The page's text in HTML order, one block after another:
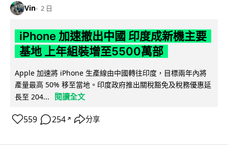
Vin 2 日
iPhone 加速撤出中國 印度成新機主要
基地 上年組裝增至5500萬部
Apple 加速將 iPhone 生產線由中國轉往印度，目標兩年內將
產量最高 50% 移至當地。印度政府推出關稅豁免及稅務優惠延
長至 204...
閱讀全文
559 254 ↗ 分享